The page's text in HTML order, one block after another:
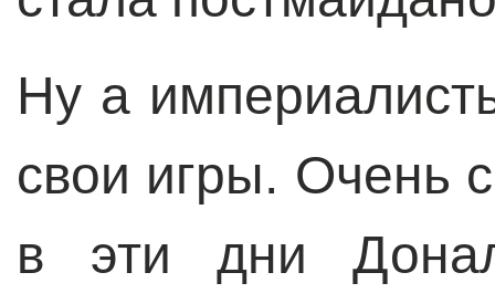
Ну а
свои игры. Очень
в эти дни